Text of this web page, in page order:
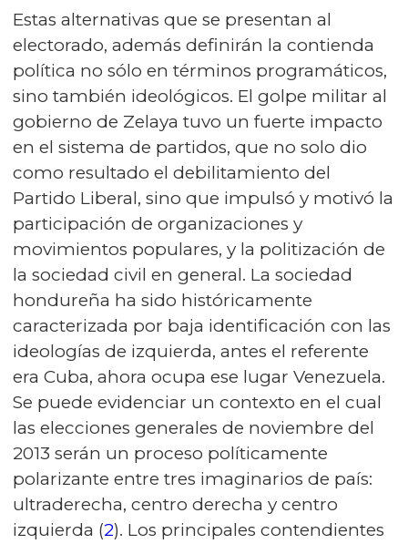
Estas alternativas que se presentan al
electorado, además definirán la contienda
política no sólo en términos programáticos,
sino también ideológicos. El golpe militar al
gobierno de Zelaya tuvo un fuerte impacto
en el sistema de partidos, que no solo dio
como resultado el debilitamiento del
Partido Liberal, sino que impulsó y motivó la
participación de organizaciones y
movimientos populares, y la politización de
la sociedad civil en general. La sociedad
hondureña ha sido históricamente
caracterizada por baja identificación con las
ideologías de izquierda, antes el referente
era Cuba, ahora ocupa ese lugar Venezuela.
Se puede evidenciar un contexto en el cual
las elecciones generales de noviembre del
2013 serán un proceso políticamente
polarizante entre tres imaginarios de país:
ultraderecha, centro derecha y centro
izquierda (2). Los principales contendientes